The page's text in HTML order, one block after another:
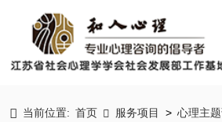
 当前位置: 首页  服务项目 > 心理主